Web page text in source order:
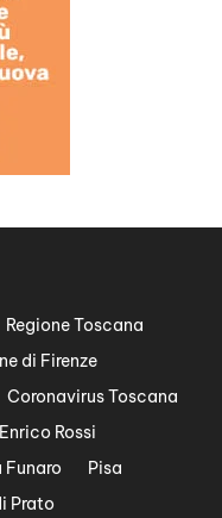
Regione Toscana
di Firenze
Coronavirus Toscana
Enrico Rossi
Funaro
Pisa
Prato